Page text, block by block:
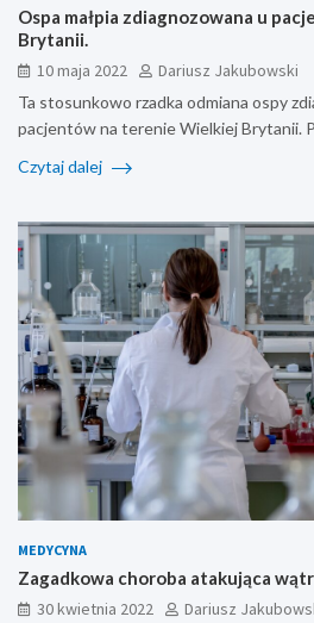
Ospa małpia zdiagnozowana u
Brytanii.
10 maja 2022
Dariusz Jakubowski
Ta stosunkowo rzadka odmiana ospy
pacjentów na terenie Wielkiej Brytanii.
Czytaj dalej
MEDYCYNA
Zagadkowa choroba atakująca
30 kwietnia 2022
Dariusz